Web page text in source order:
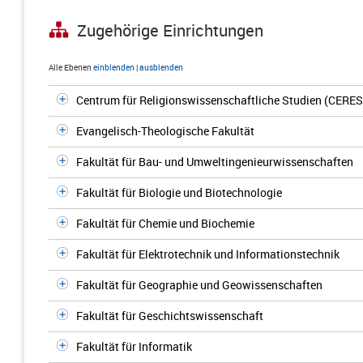
Zugehörige Einrichtungen
Alle Ebenen einblenden |ausblenden
Centrum für Religionswissenschaftliche Studien
Evangelisch-Theologische Fakultät
Fakultät für Bau- und Umweltingenieurwissenschaften
Fakultät für Biologie und Biotechnologie
Fakultät für Chemie und Biochemie
Fakultät für Elektrotechnik und Informationstechnik
Fakultät für Geographie und Geowissenschaften
Fakultät für Geschichtswissenschaft
Fakultät für Informatik